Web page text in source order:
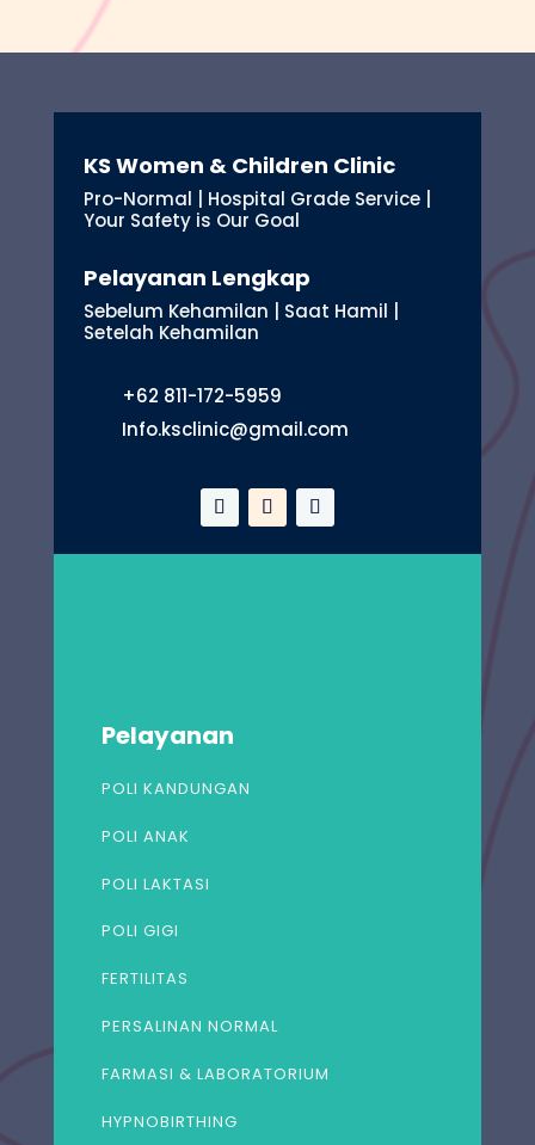
KS Women & Children Clinic
Pro-Normal | Hospital Grade Service |
Your Safety is Our Goal
Pelayanan Lengkap
Sebelum Kehamilan | Saat Hamil |
Setelah Kehamilan
+62 811-172-5959
Info.ksclinic@gmail.com
Pelayanan
POLI KANDUNGAN
POLI ANAK
POLI LAKTASI
POLI GIGI
FERTILITAS
PERSALINAN NORMAL
FARMASI & LABORATORIUM
HYPNOBIRTHING